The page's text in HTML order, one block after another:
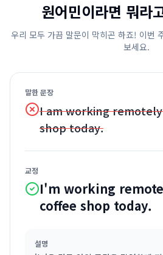
원어민이라면 뭐라
우리 모두 가끔 말문이 막히곤 하죠! 이번
보세요.
말한 문장
I am working
shop today.
교정
I'm working
coffee shop today.
설명